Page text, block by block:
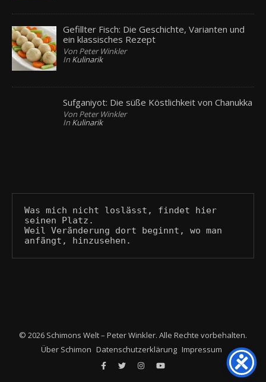
Gefillter Fisch: Die Geschichte, Varianten und
ein klassisches Rezept
Von Peter Winkler
In Kulinarik
Sufganiyot: Die süße Köstlichkeit von Chanukka
Von Peter Winkler
In Kulinarik
Was mich nicht loslässt, findet hier
seinen Platz.
Weil Veränderung dort beginnt, wo man
anfängt, hinzusehen.
© 2026 Schimons Welt – Peter Winkler. Alle Rechte vorbehalten.
Über Schimon Datenschutzerklärung Impressum